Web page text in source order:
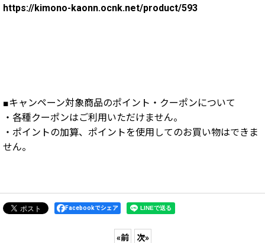
https://kimono-kaonn.ocnk.net/product/593
■キャンペーン対象商品のポイント・クーポンについて
・各種クーポンはご利用いただけません。
・ポイントの加算、ポイントを使用してのお買い物はできま
せん。
Facebookでシェア
«前 次»